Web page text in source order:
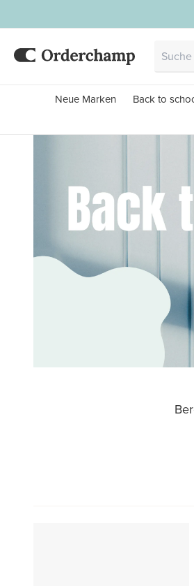
Neue Marken Back to